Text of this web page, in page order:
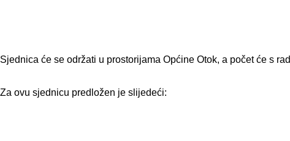
Sjednica će se održati u prostorijama Općine Otok, a počet će s
Za ovu sjednicu predložen je slijedeći: